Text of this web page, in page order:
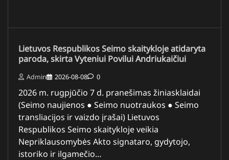
Lietuvos Respublikos Seimo skaitykloje atidaryta
paroda, skirta Vyteniui Povilui Andriukaičiui
Admin 2026-08-08 0
2026 m. rugpjūčio 7 d. pranešimas žiniasklaidai
(Seimo naujienos ● Seimo nuotraukos ● Seimo
transliacijos ir vaizdo įrašai) Lietuvos
Respublikos Seimo skaitykloje veikia
Nepriklausomybės Akto signataro, gydytojo,
istoriko ir ilgamečio…